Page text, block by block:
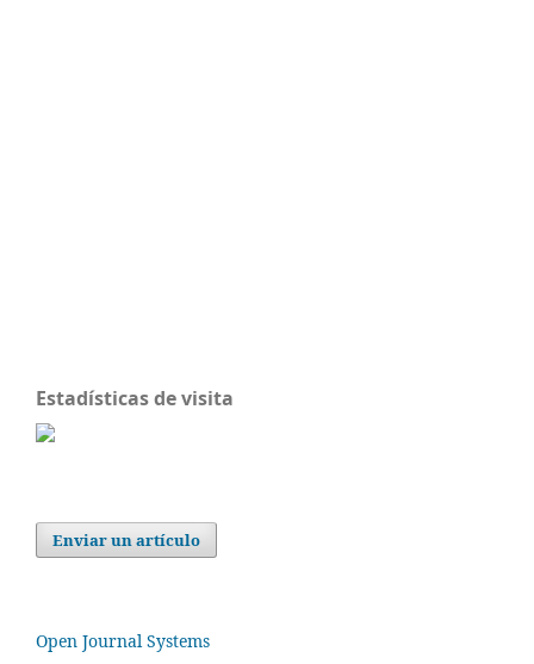
Estadísticas de visita
Enviar un artículo
Open Journal Systems